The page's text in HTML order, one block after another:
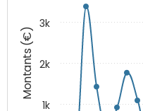
Montants (€)
1k
2k
3k